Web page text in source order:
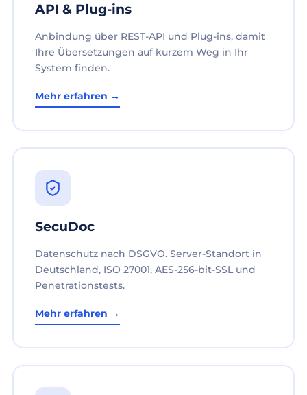
API & Plug-ins
Anbindung über REST-API und Plug-ins, damit
Ihre Übersetzungen auf kurzem Weg in Ihr
System finden.
Mehr erfahren →
SecuDoc
Datenschutz nach DSGVO. Server-Standort in
Deutschland, ISO 27001, AES-256-bit-SSL und
Penetrationstests.
Mehr erfahren →